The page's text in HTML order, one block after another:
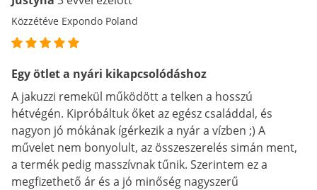
Közzétéve Expondo Poland
Egy ötlet a nyári kikapcsolódáshoz
A jakuzzi remekül működött a telken a hosszú
hétvégén. Kipróbáltuk őket az egész családdal, és
nagyon jó mókának ígérkezik a nyár a vízben ;) A
művelet nem bonyolult, az összeszerelés simán ment,
a termék pedig masszívnak tűnik. Szerintem ez a
megfizethető ár és a jó minőség nagyszerű